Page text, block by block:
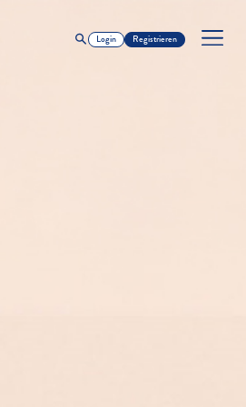
Login Registrieren